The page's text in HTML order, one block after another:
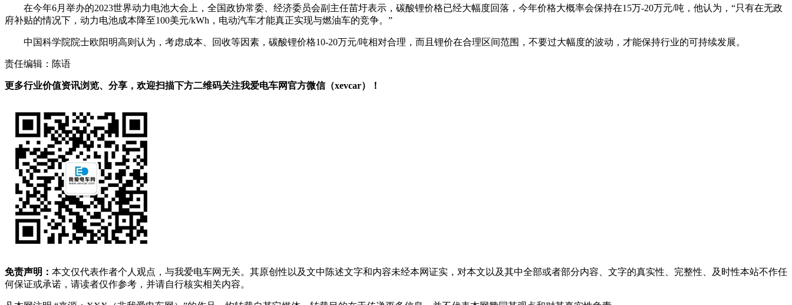
在今年6月举办的2023世界动力电池大会上，全国政协常委、经济委员会副主任苗圩表示，碳酸锂价格已经大幅度回落，今年价格大概率会保持在15万-20万元/吨，他认为，“只有在无政
府补贴的情况下，动力电池成本降至100美元/kWh，电动汽车才能真正实现与燃油车的竞争。”
中国科学院院士欧阳明高则认为，考虑成本、回收等因素，碳酸锂价格10-20万元/吨相对合理，而且锂价在合理区间范围，不要过大幅度的波动，才能保持行业的可持续发展。
责任编辑：陈语
更多行业价值资讯浏览、分享，欢迎扫描下方二维码关注我爱电车网官方微信（xevcar）！
免责声明： 本文仅代表作者个人观点，与我爱电车网无关。其原创性以及文中陈述文字和内容未经本网证实，对本文以及其中全部或者部分内容、文字的真实性、完整性、及时性本站不作任
何保证或承诺，请读者仅作参考，并请自行核实相关内容。